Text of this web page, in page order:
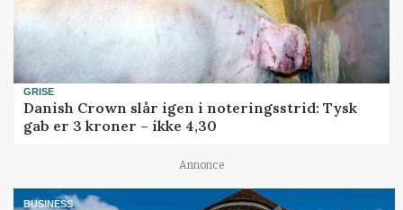
GRISE
Danish Crown slår igen i noteringsstrid: Tysk
gab er 3 kroner – ikke 4,30
Annonce
BUSINESS